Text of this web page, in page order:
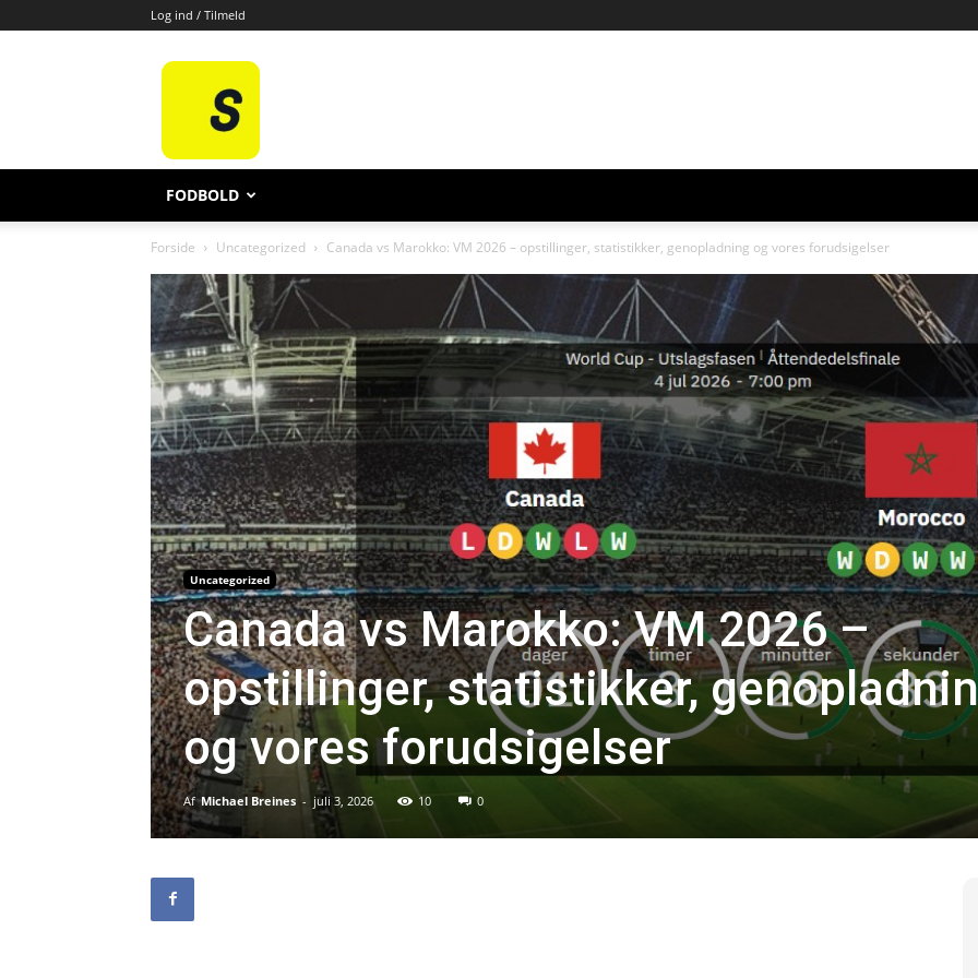
Log ind / Tilmeld
All
FODBOLD
Forside Uncategorized Canada vs Marokko: VM 2026 – opstillinger, statistikker, genopladning og vores forudsigelser
Uncategorized
Canada vs Marokko: VM 2026 –
opstillinger, statistikker,
og vores forudsigelser
Af Michael Breines - juli 3, 2026 10 0